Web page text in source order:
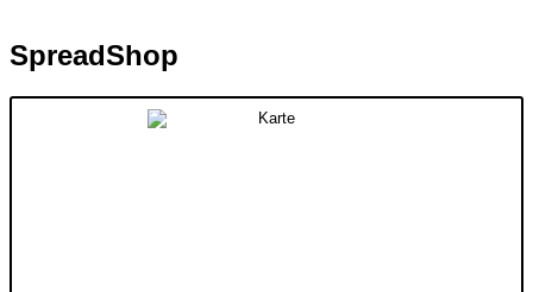
SpreadShop